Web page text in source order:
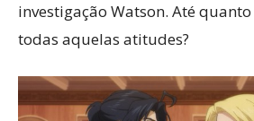
investigação Watson. Até
todas aquelas atitudes?